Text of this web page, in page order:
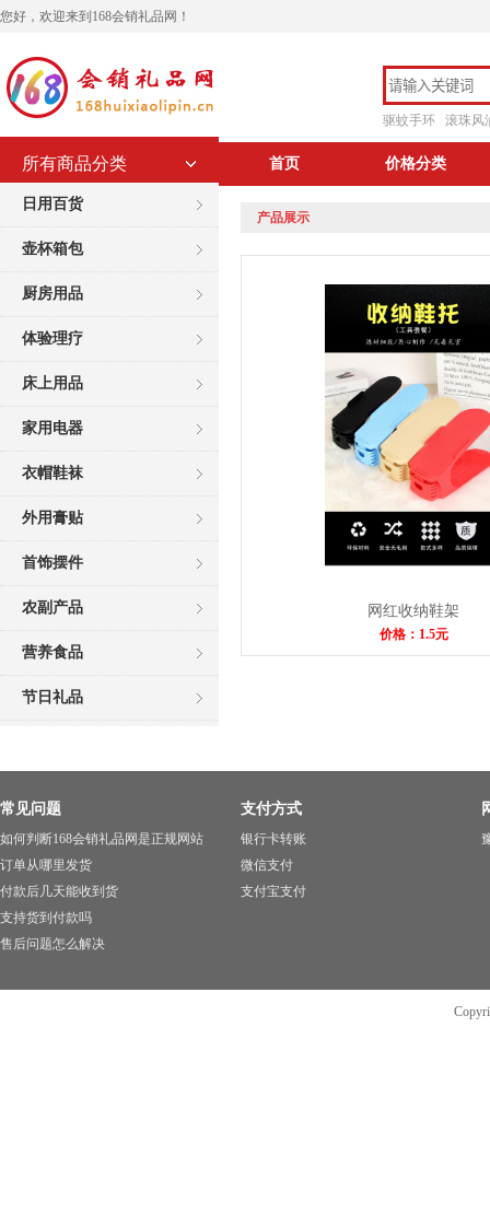
您好，欢迎来到168会销礼品网！
驱蚊手环 滚珠风
所有商品分类
日用百货
壶杯箱包
厨房用品
体验理疗
床上用品
家用电器
衣帽鞋袜
外用膏贴
首饰摆件
农副产品
营养食品
节日礼品
首页 价格分类
产品展示
网红收纳鞋架
价格：1.5元
常见问题
如何判断168会销礼品网是正规网站
订单从哪里发货
付款后几天能收到货
支持货到付款吗
售后问题怎么解决
支付方式
银行卡转账
微信支付
支付宝支付